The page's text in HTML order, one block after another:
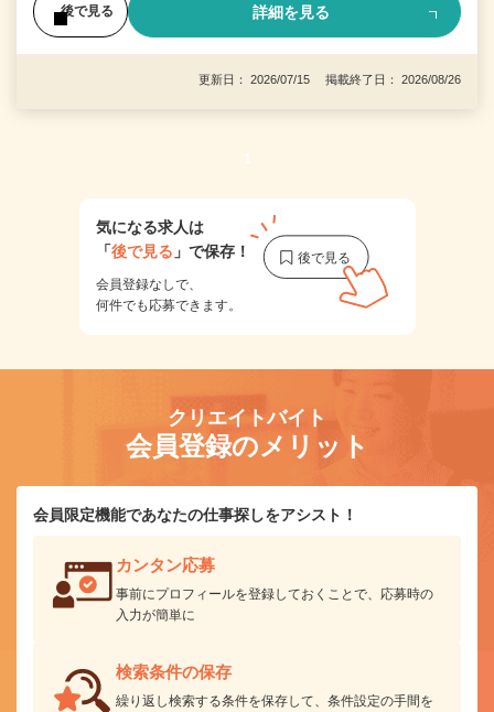
後で見る 詳細を見る
更新日： 2026/07/15 掲載終了日： 2026/08/26
1
気になる求人は
「後で見る 」で保存！
会員登録なしで、
何件でも応募できます。
クリエイトバイト
会員登録のメリット
会員限定機能であなたの仕事探しをアシスト！
カンタン応募
事前にプロフィールを登録しておくことで、応募時の
入力が簡単に
検索条件の保存
繰り返し検索する条件を保存して、条件設定の手間を